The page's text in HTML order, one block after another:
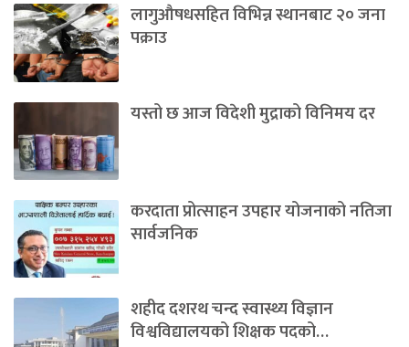
लागुऔषधसहित विभिन्न स्थानबाट २० जना
पक्राउ
यस्तो छ आज विदेशी मुद्राको विनिमय दर
करदाता प्रोत्साहन उपहार योजनाको नतिजा
सार्वजनिक
शहीद दशरथ चन्द स्वास्थ्य विज्ञान
विश्वविद्यालयको शिक्षक पदको…